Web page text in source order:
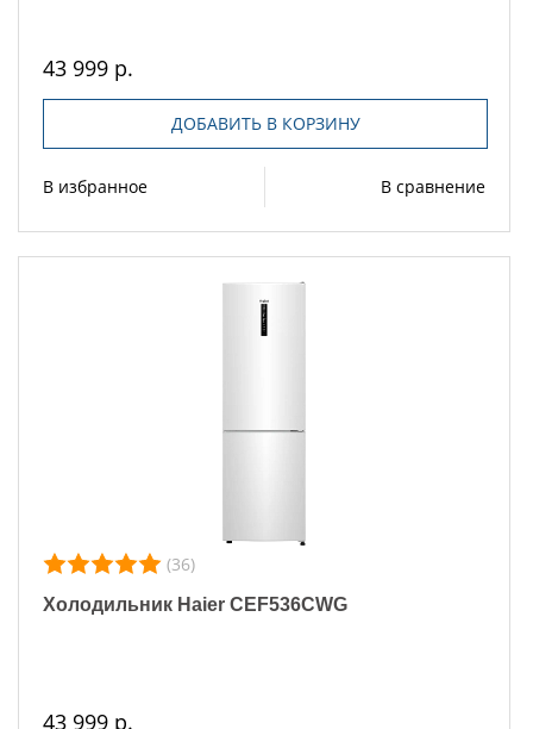
43 999 р.
ДОБАВИТЬ В КОРЗИНУ
В избранное В сравнение
(36)
Холодильник Haier CEF536CWG
43 999 р.